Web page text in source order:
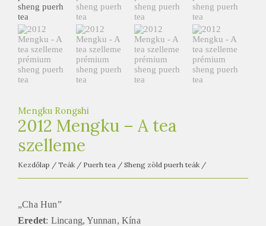
t
e
a
h
á
Mengku Rongshi
2012 Mengku – A tea
szelleme
Kezdőlap / Teák / Puerh tea / Sheng zöld puerh teák /
„Cha Hun”
Eredet: Lincang, Yunnan, Kína